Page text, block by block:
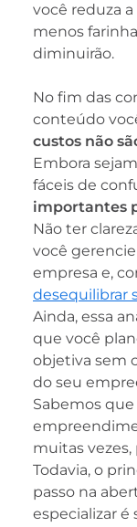
você reduza
menos
diminuirão.
No fim das
conteúdo
custos não
Embora
fáceis de
importantes
Não ter
você
empresa e,
desequilibrar
Ainda, essa
que você
objetiva sem
do seu
Sabemos
muitas vezes,
Todavia, o
passo na
especializar é